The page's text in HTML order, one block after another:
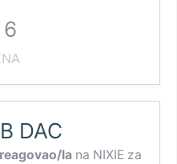
DAC
la na NIXIE za